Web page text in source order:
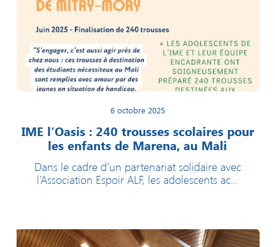
6 octobre 2025
IME l’Oasis : 240 trousses scolaires pour
les enfants de Marena, au Mali
Dans le cadre d’un partenariat solidaire avec
l’Association Espoir ALF, les adolescents ac...